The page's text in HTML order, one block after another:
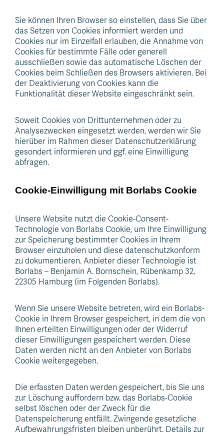
Sie können Ihren Browser so einstellen, dass Sie über
das Setzen von Cookies informiert werden und
Cookies nur im Einzelfall erlauben, die Annahme von
Cookies für bestimmte Fälle oder generell
ausschließen sowie das automatische Löschen der
Cookies beim Schließen des Browsers aktivieren. Bei
der Deaktivierung von Cookies kann die
Funktionalität dieser Website eingeschränkt sein.
Soweit Cookies von Drittunternehmen oder zu
Analysezwecken eingesetzt werden, werden wir Sie
hierüber im Rahmen dieser Datenschutzerklärung
gesondert informieren und ggf. eine Einwilligung
abfragen.
Cookie-Einwilligung mit Borlabs Cookie
Unsere Website nutzt die Cookie-Consent-
Technologie von Borlabs Cookie, um Ihre Einwilligung
zur Speicherung bestimmter Cookies in Ihrem
Browser einzuholen und diese datenschutzkonform
zu dokumentieren. Anbieter dieser Technologie ist
Borlabs – Benjamin A. Bornschein, Rübenkamp 32,
22305 Hamburg (im Folgenden Borlabs).
Wenn Sie unsere Website betreten, wird ein Borlabs-
Cookie in Ihrem Browser gespeichert, in dem die von
Ihnen erteilten Einwilligungen oder der Widerruf
dieser Einwilligungen gespeichert werden. Diese
Daten werden nicht an den Anbieter von Borlabs
Cookie weitergegeben.
Die erfassten Daten werden gespeichert, bis Sie uns
zur Löschung auffordern bzw. das Borlabs-Cookie
selbst löschen oder der Zweck für die
Datenspeicherung entfällt. Zwingende gesetzliche
Aufbewahrungsfristen bleiben unberührt. Details zur